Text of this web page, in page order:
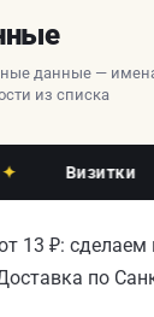
данные —
из списка
Визитки ✦
13 ₽:
по